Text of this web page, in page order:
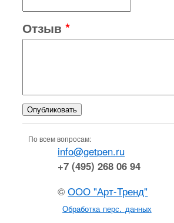
Отзыв *
По всем вопросам:
info@getpen.ru
+7 (495) 268 06 94
©ООО "Арт-Тренд"
Обработка перс. данных